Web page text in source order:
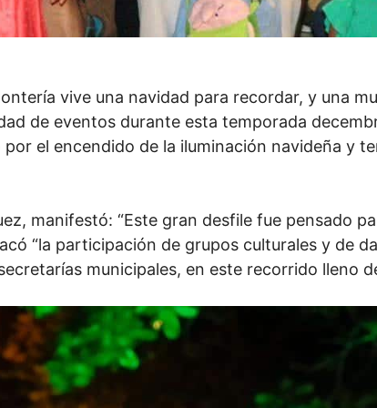
vive una navidad para recordar, y una
de eventos durante esta temporada
el encendido de la iluminación navideña y
manifestó: “Este gran desfile fue pensado
“la participación de grupos culturales y de
municipales, en este recorrido lleno